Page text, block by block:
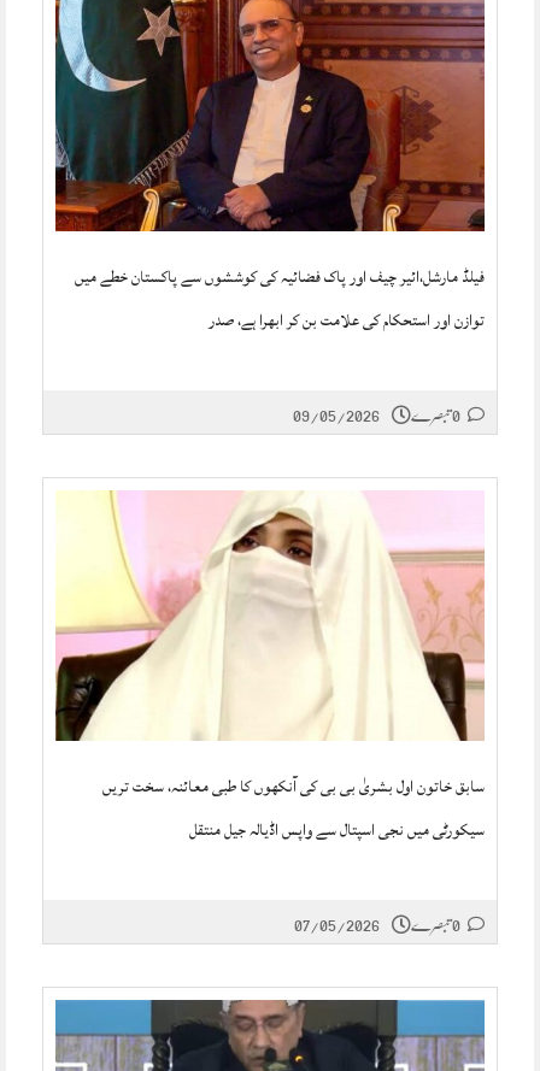
فیلڈ مارشل،ائیر چیف اور پاک فضائیہ کی کوششوں سے پاکستان خطے میں
توازن اور استحکام کی علامت بن کر ابھرا ہے، صدر
09/05/2026
سابق خاتون اول بشریٰ بی بی کی آنکھوں کا طبی معائنہ، سخت تریں
سیکورٹی میں نجی اسپتال سے واپس اڈیالہ جیل منتقل
07/05/2026